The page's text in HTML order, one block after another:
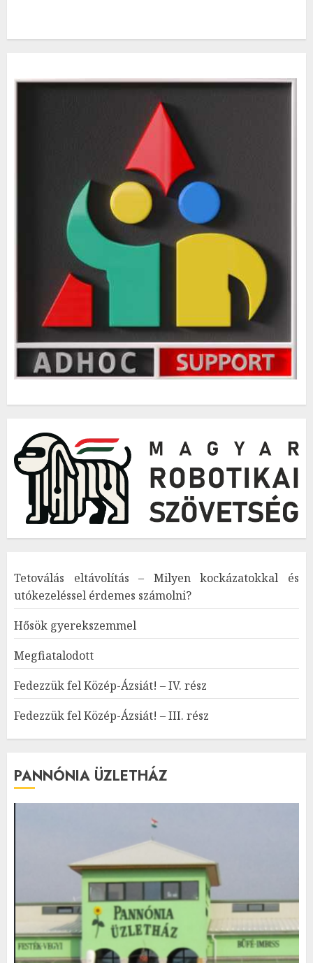
Tetoválás eltávolítás – Milyen kockázatokkal és
utókezeléssel érdemes számolni?
Hősök gyerekszemmel
Megfiatalodott
Fedezzük fel Közép-Ázsiát! – IV. rész
Fedezzük fel Közép-Ázsiát! – III. rész
PANNÓNIA ÜZLETHÁZ